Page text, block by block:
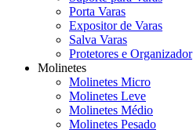
Porta Varas
Expositor de Varas
Salva Varas
Protetores e Organizador
Molinetes
Molinetes Micro
Molinetes Leve
Molinetes Médio
Molinetes Pesado